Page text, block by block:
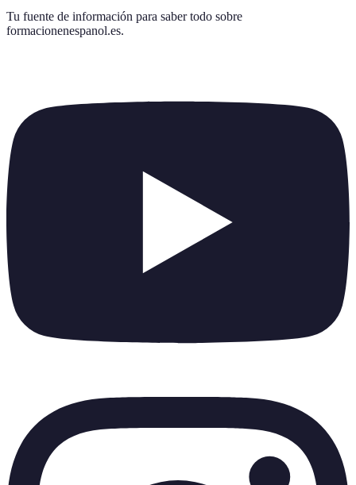
Tu fuente de información para saber todo sobre
formacionenespanol.es.